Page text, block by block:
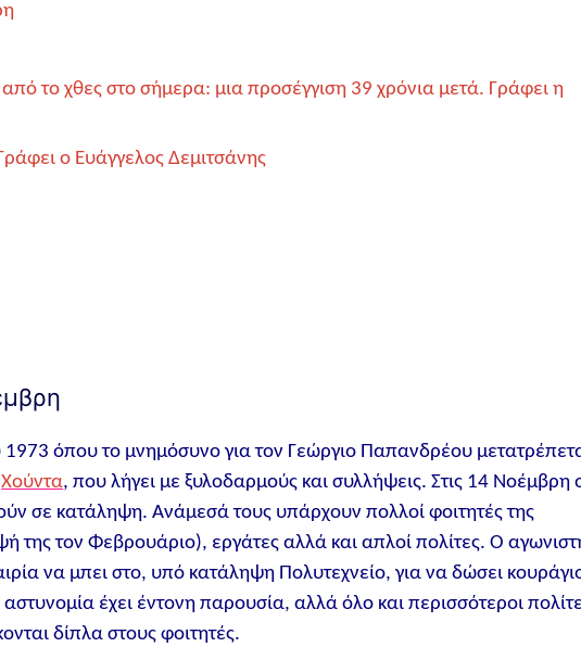
το χθες στο σήμερα: μια προσέγγιση 39 χρόνια μετά. Γράφει η
ο Ευάγγελος Δεμιτσάνης
όπου το μνημόσυνο για τον Γεώργιο Παπανδρέου
Χούντα, που λήγει με ξυλοδαρμούς και συλλήψεις. Στις 14 Νοέμβρη
σε κατάληψη. Ανάμεσά τους υπάρχουν πολλοί φοιτητές της
της τον Φεβρουάριο), εργάτες αλλά και απλοί πολίτες. Ο
να μπει στο, υπό κατάληψη Πολυτεχνείο, για να δώσει
έχει έντονη παρουσία, αλλά όλο και περισσότεροι
δίπλα στους φοιτητές.